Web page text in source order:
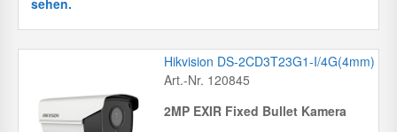
sehen.
Hikvision DS-2CD3T23G1-I/4G(4mm)
Art.-Nr. 120845
2MP EXIR Fixed Bullet Kamera